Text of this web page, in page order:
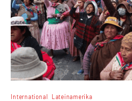
International Lateinamerika